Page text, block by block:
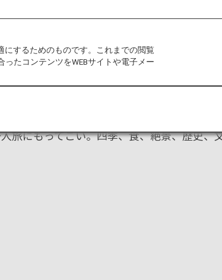
ないディープな日本
旅にもってこい。四季、食、絶景、歴史
にするためのものです。これまでの閲覧
たコンテンツをWEBサイトや電子メー